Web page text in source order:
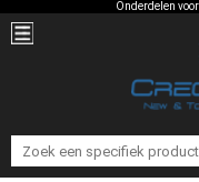
Onderdelen